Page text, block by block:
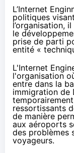
L’Internet
politiques
l’organisation,
le
prise de parti
entité «
L'Internet
l'organisation
entre dans la
immigration de
ressortissants
de manière
aux aéroports
des problèmes
voyageurs.